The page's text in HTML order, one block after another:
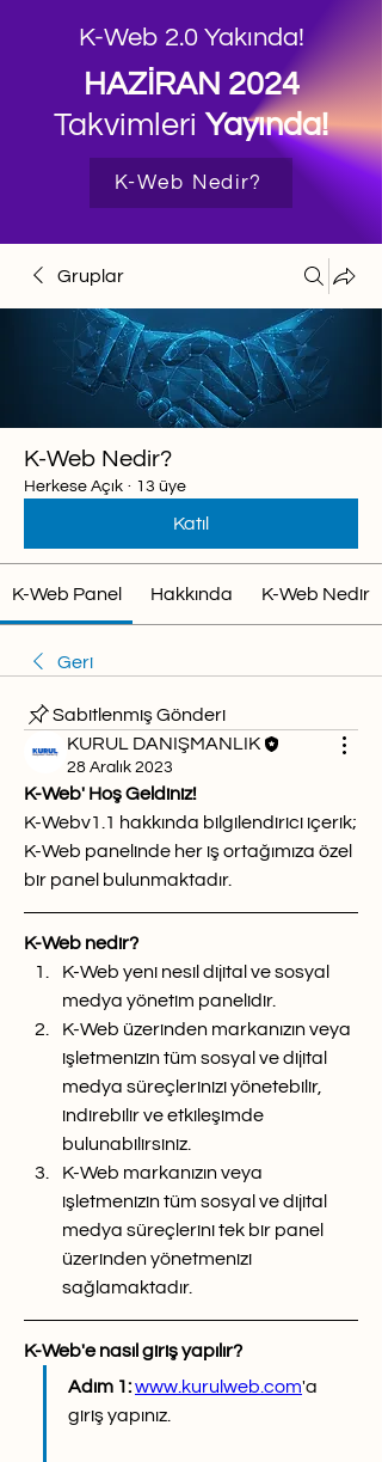
K-Web 2.0 Yakında!
HAZİRAN 2024
Takvimleri Yayında!
K-Web Nedir?
Gruplar
K-Web Nedir?
Herkese Açık · 13 üye
Katıl
K-Web Panel Hakkında K-Web Nedir
Geri
Sabitlenmiş Gönderi
KURUL DANIŞMANLIK
28 Aralık 2023
K-Web' Hoş Geldiniz!
K-Webv1.1 hakkında bilgilendirici içerik;
K-Web panelinde her iş ortağımıza özel
bir panel bulunmaktadır.
K-Web nedir?
K-Web yeni nesil dijital ve sosyal
medya yönetim panelidir.
K-Web üzerinden markanızın veya
işletmenizin tüm sosyal ve dijital
medya süreçlerinizi yönetebilir,
indirebilir ve etkileşimde
bulunabilirsiniz.
K-Web markanızın veya
işletmenizin tüm sosyal ve dijital
medya süreçlerini tek bir panel
üzerinden yönetmenizi
sağlamaktadır.
K-Web'e nasıl giriş yapılır?
Adım 1:www.kurulweb.com'a
giriş yapınız.